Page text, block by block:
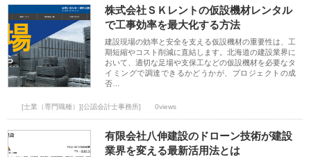
株式会社ＳＫレントの仮設機材レンタル
で工事効率を最大化する方法
建設現場の効率と安全を支える仮設機材の重要性は、工
期短縮やコスト削減に直結します。北海道の建設業界に
おいて、適切な足場や支保工などの仮設機材を必要なタ
イミングで調達できるかどうかが、プロジェクトの成
否…
[士業（専門職種）][公認会計士事務所] 0views
有限会社八伸建設のドローン技術が建設
業界を変える最新活用法とは